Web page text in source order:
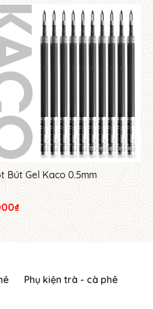
Bút Gel Kaco 0.5mm
Phụ kiện trà - cà phê